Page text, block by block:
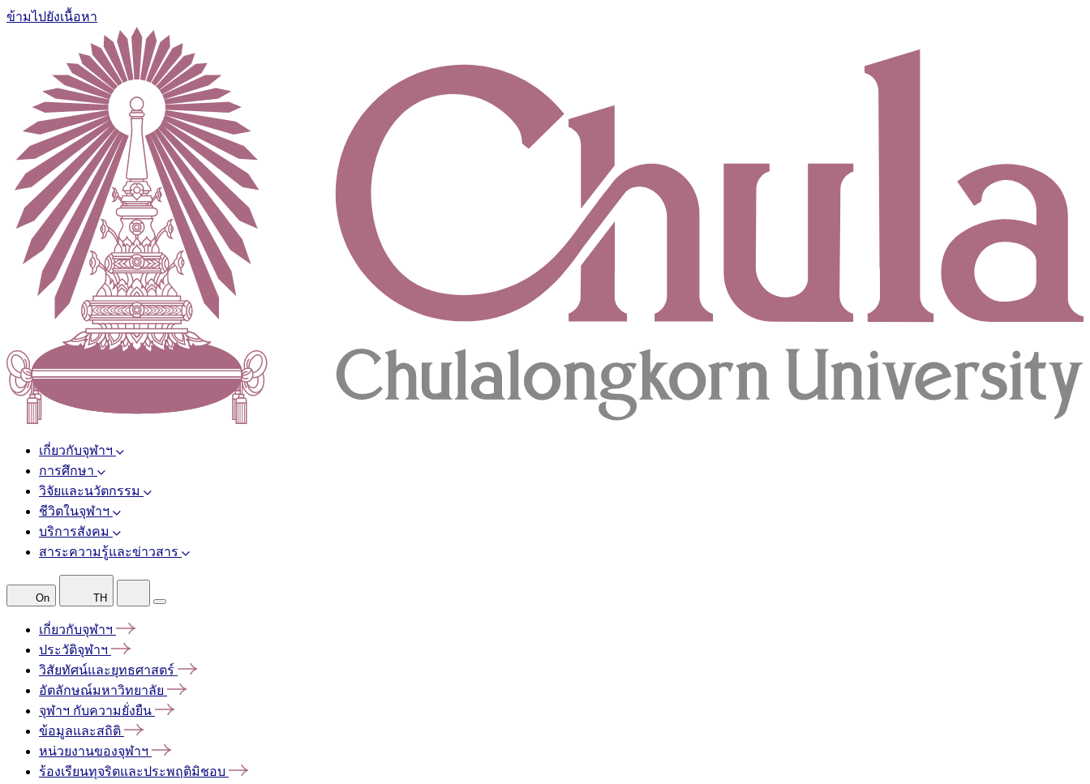
ข้ามไปยังเนื้อหา
เกี่ยวกับจุฬาฯ
การศึกษา
วิจัยและนวัตกรรม
ชีวิตในจุฬาฯ
บริการสังคม
สาระความรู้และข่าวสาร
On TH
เกี่ยวกับจุฬาฯ
ประวัติจุฬาฯ
วิสัยทัศน์และยุทธศาสตร์
อัตลักษณ์มหาวิทยาลัย
จุฬาฯ กับความยั่งยืน
ข้อมูลและสถิติ
หน่วยงานของจุฬาฯ
ร้องเรียนทุจริตและประพฤติมิชอบ